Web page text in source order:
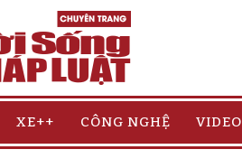
XE++ CÔNG NGHỆ VIDEO